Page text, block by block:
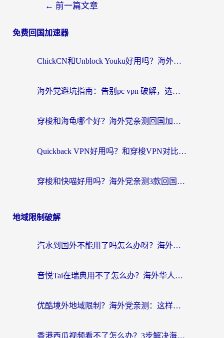
← 前一篇文章
免费回国加速器
ChickCN和Unblock Youku好用吗？海外党亲测3款回国加速器，附iOS免费选择指南
海外党避坑指南：告别pc vpn 破解，选对回国加速器轻松访问国内资源
穿梭和海龟哪个好？海外党亲测回国加速器，附电脑免费VPN推荐
Quickback VPN好用吗？和穿梭VPN对比哪个回国效果更好？海外党必看的真实测评与选择指南
穿梭和快喵好用吗？海外党亲测3款回国加速器，附日本回国VPN避坑指南
地域限制破解
汽水到国外不能用了吗怎么办呀？海外党追剧看片的救星在这里！
音悦Tai在瑞典用不了怎么办？海外华人追剧听歌的实用指南
优酷境外地域限制？海外党亲测：这样看国内剧再也不卡（附3个实用场景解决）
香港西瓜视频看不了怎么办？3步解决海外追剧难题，附靠谱加速器推荐